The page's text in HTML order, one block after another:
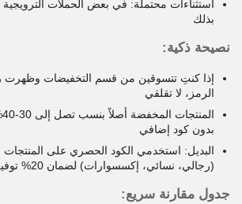
استثناءات محتملة: في بعض الحملات
بذلك
نصيحة ذكية:
إذا كنتِ تتسوقين من قسم التخفيضات وظهرت
الرمز، لا تقلقي
بدون كود إضافي
البديل: استخدمي الكود الحصري على المنتجات
(رجالي، نسائي، إكسسوارات) لضمان 20% توفير
جدول مقارنة سريع: